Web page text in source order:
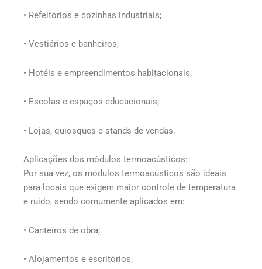
• Refeitórios e cozinhas industriais;
• Vestiários e banheiros;
• Hotéis e empreendimentos habitacionais;
• Escolas e espaços educacionais;
• Lojas, quiosques e stands de vendas.
Aplicações dos módulos termoacústicos:
Por sua vez, os módulos termoacústicos são ideais
para locais que exigem maior controle de temperatura
e ruído, sendo comumente aplicados em:
• Canteiros de obra;
• Alojamentos e escritórios;